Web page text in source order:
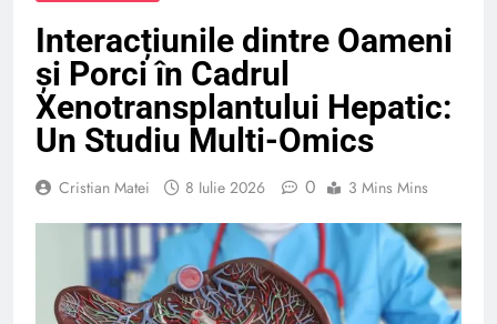
Interacțiunile dintre Oameni
și Porci în Cadrul
Xenotransplantului Hepatic:
Un Studiu Multi-Omics
Cristian Matei 8 Iulie 2026 0 3 Mins Mins